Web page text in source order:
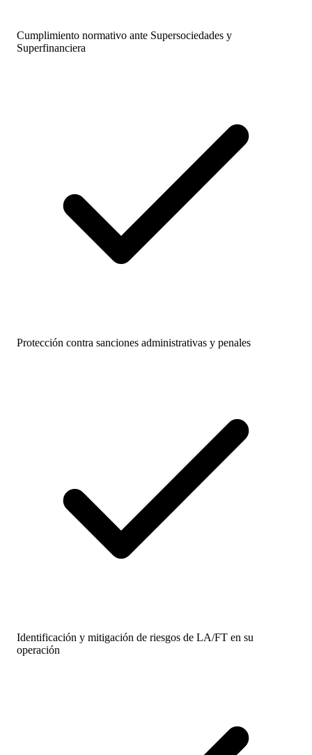
Cumplimiento normativo ante Supersociedades y
Superfinanciera
Protección contra sanciones administrativas y penales
Identificación y mitigación de riesgos de LA/FT en su
operación